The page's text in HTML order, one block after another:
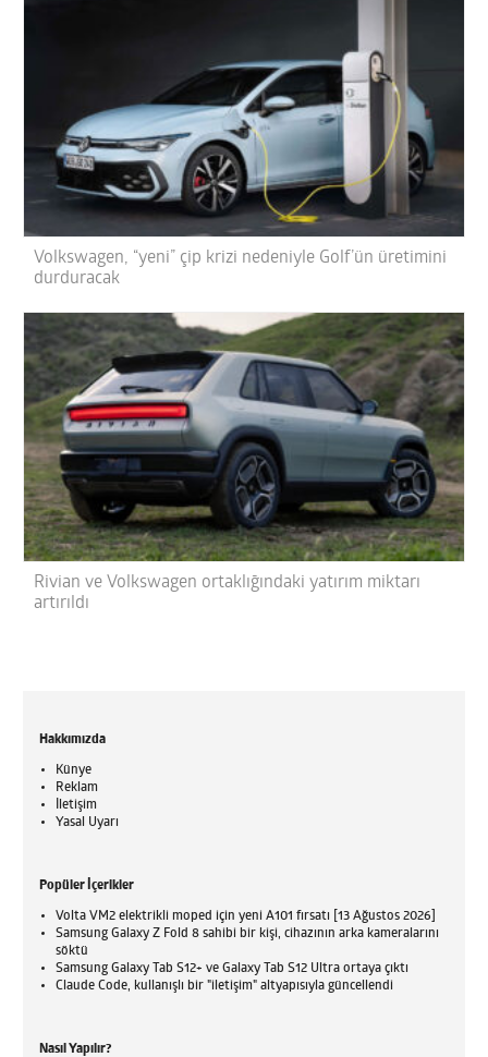
Volkswagen, “yeni” çip krizi nedeniyle Golf’ün üretimini
durduracak
Rivian ve Volkswagen ortaklığındaki yatırım miktarı
artırıldı
Hakkımızda
Künye
Reklam
İletişim
Yasal Uyarı
Popüler İçerikler
Volta VM2 elektrikli moped için yeni A101 fırsatı [13 Ağustos 2026]
Samsung Galaxy Z Fold 8 sahibi bir kişi, cihazının arka kameralarını
söktü
Samsung Galaxy Tab S12+ ve Galaxy Tab S12 Ultra ortaya çıktı
Claude Code, kullanışlı bir "iletişim" altyapısıyla güncellendi
Nasıl Yapılır?